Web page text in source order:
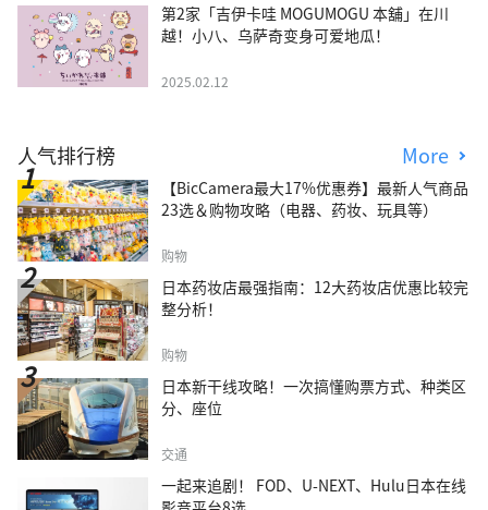
第2家「吉伊卡哇 MOGUMOGU 本舖」在川
越！小八、乌萨奇变身可爱地瓜！
2025.02.12
人气排行榜 More
【BicCamera最大17%优惠券】最新人气商品
23选＆购物攻略（电器、药妆、玩具等）
购物
日本药妆店最强指南：12大药妆店优惠比较完
整分析！
购物
日本新干线攻略！一次搞懂购票方式、种类区
分、座位
交通
一起来追剧！ FOD、U-NEXT、Hulu日本在线